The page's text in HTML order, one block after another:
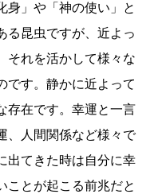
身」や「神の使い」と
る昆虫ですが、近よっ
それを活かして様々な
です。静かに近よって
存在です。幸運と一言
、人間関係など様々で
出てきた時は自分に幸
ことが起こる前兆だと